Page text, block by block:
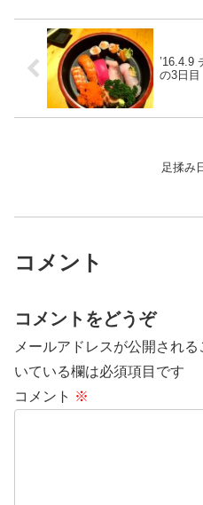
’16.4.9 チェンマイで寿司食す ７回目タイ
の3日目
足揉み
コメント
コメントをどうぞ
メールアドレスが公開される
いている欄は必須項目です
コメント ※